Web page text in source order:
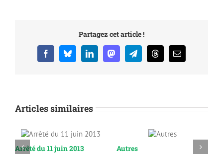
Partagez cet article !
FacebookBlueskyLinkedInMastodonTelegramThreadsEmail
Articles similaires
Arrêté du 11 juin 2013 Autres